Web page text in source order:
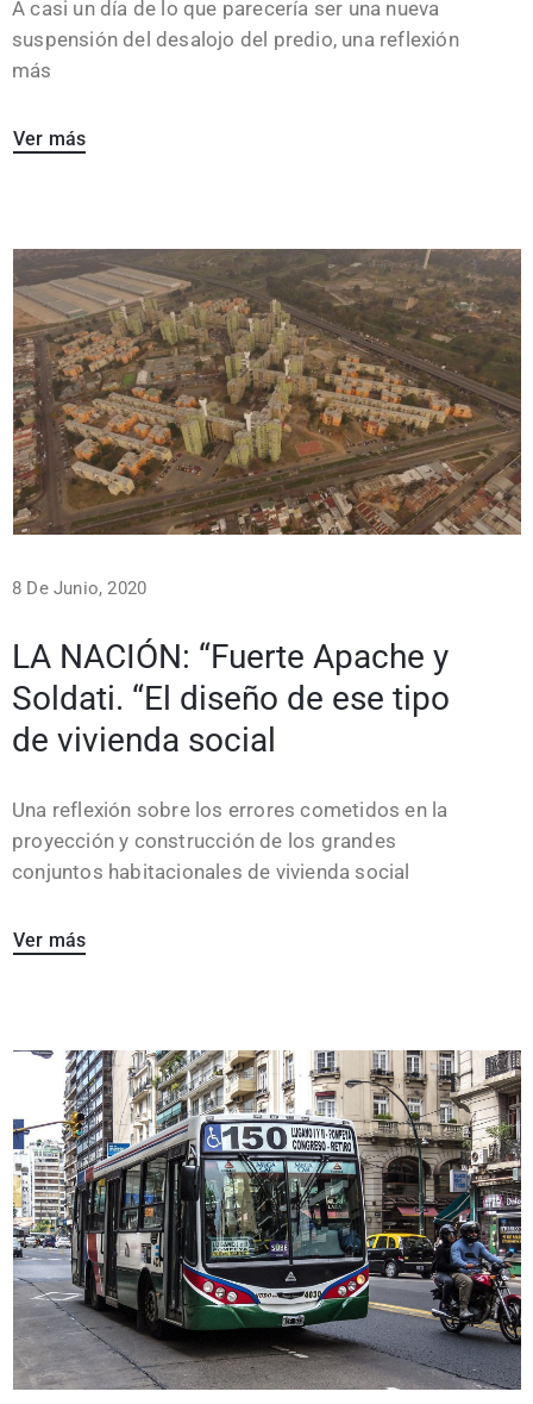
A casi un día de lo que parecería ser una nueva
suspensión del desalojo del predio, una reflexión
más
Ver más
8 De Junio, 2020
LA NACIÓN: “Fuerte Apache y
Soldati. “El diseño de ese tipo
de vivienda social
Una reflexión sobre los errores cometidos en la
proyección y construcción de los grandes
conjuntos habitacionales de vivienda social
Ver más